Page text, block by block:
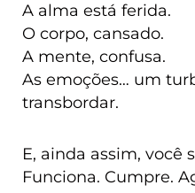
A alma está ferida.
O corpo, cansado.
A mente, confusa.
As emoções… um
transbordar.
E, ainda assim, você
Funciona. Cumpre.